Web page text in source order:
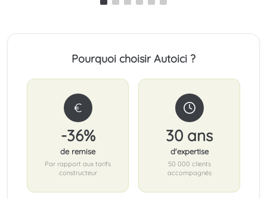
Pourquoi choisir Autoici ?
€
-36%
de remise
Par rapport aux tarifs
constructeur
30 ans
d'expertise
50 000 clients
accompagnés